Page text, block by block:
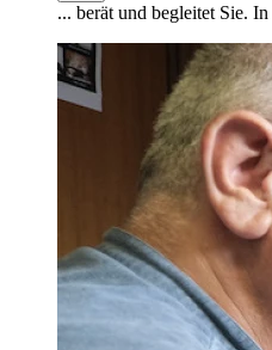
... berät und begleitet Sie.